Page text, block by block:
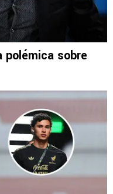
polémica sobre